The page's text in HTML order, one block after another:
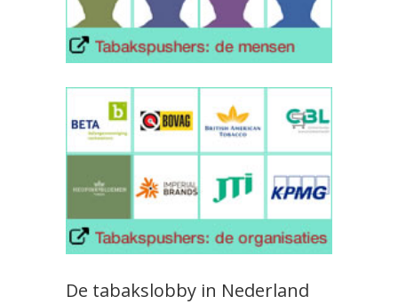
De tabakslobby in Nederland